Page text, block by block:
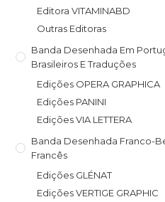
Editora VITAMINABD
Outras Editoras
Banda Desenhada Em
Brasileiros E Traduções
Edições OPERA GRAPHICA
Edições PANINI
Edições VIA LETTERA
Banda Desenhada Franco-
Francês
Edições GLÉNAT
Edições VERTIGE GRAPHIC